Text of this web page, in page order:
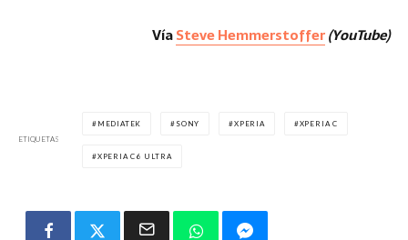
VíaSteve Hemmerstoffer(YouTube)
ETIQUETAS
MEDIATEK SONY XPERIA XPERIA C
XPERIA C6 ULTRA